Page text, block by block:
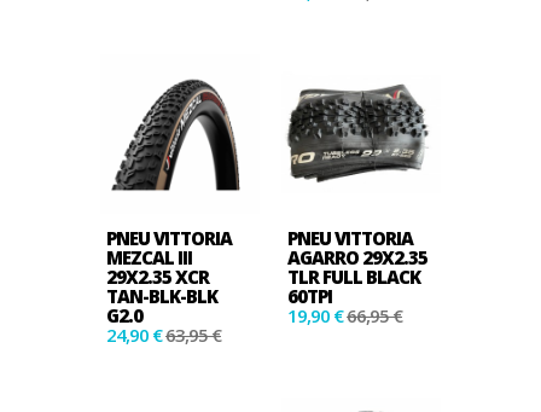
PNEU VITTORIA
MEZCAL III
29X2.35 XCR
TAN-BLK-BLK
G2.0
24,90 €63,95 €
PNEU VITTORIA
AGARRO 29X2.35
TLR FULL BLACK
60TPI
19,90 €66,95 €